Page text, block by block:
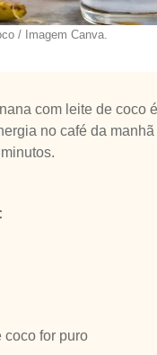
/ Imagem Canva.
com leite de coco
no café da
coco for puro